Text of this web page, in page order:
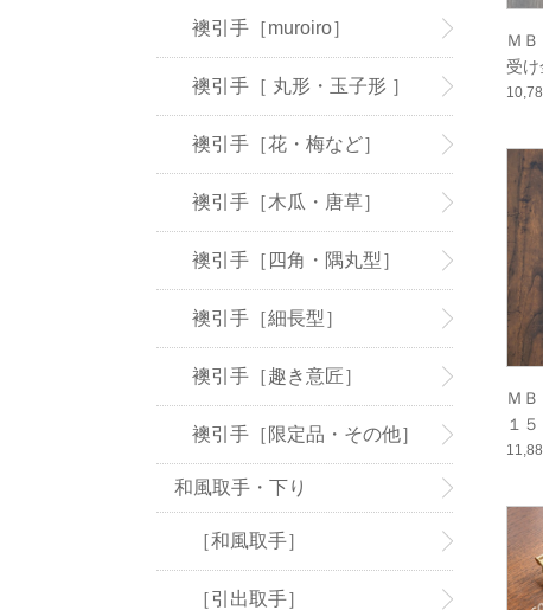
Ｍ
受
2）
Ｍ
１
襖引手［muroiro］
襖引手［ 丸形・玉子形 ］
襖引手［花・梅など］
襖引手［木瓜・唐草］
襖引手［四角・隅丸型］
襖引手［細長型］
襖引手［趣き意匠］
襖引手［限定品・その他］
和風取手・下り
［和風取手］
［引出取手］